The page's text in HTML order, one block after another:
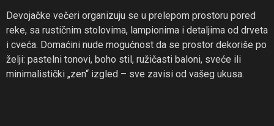
Devojačke večeri organizuju se u prelepom prostoru pored
reke, sa rustičnim stolovima, lampionima i detaljima od drveta
i cveća. Domaćini nude mogućnost da se prostor dekoriše po
želji: pastelni tonovi, boho stil, ružičasti baloni, sveće ili
minimalistički „zen“ izgled – sve zavisi od vašeg ukusa.